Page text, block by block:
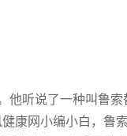
听说了一种叫鲁索
康网小编小白，鲁